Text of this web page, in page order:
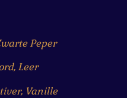
Peper
Leer
Vanille